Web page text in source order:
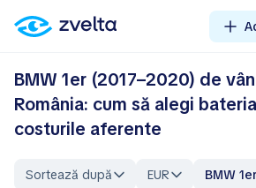
BMW 1er (2017–2020) de
România: cum să alegi
costurile aferente
Sortează după EUR
BMW 1er